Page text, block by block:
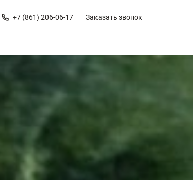
+7 (861) 206-06-17 Заказать звонок